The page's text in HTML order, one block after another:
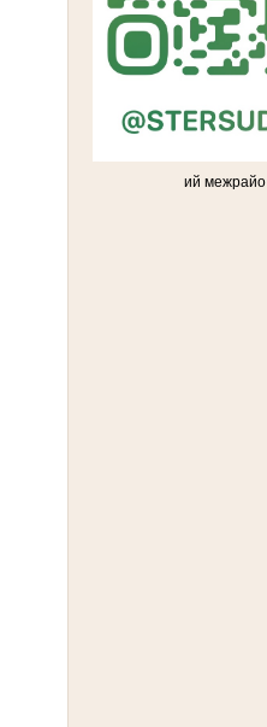
ий межрайо